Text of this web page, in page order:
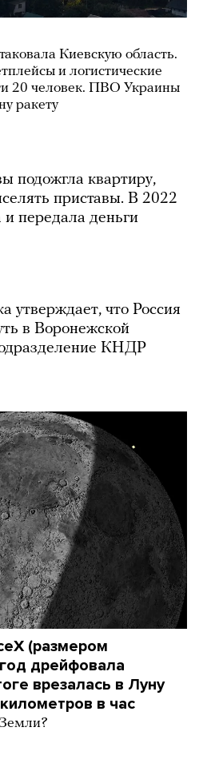
Киевскую область.
и логистические
20 человек. ПВО Украины
ракету
подожгла квартиру,
приставы. В 2022
и передала деньги
утверждает, что Россия
в Воронежской
КНДР
(размером
дрейфовала
врезалась в Луну
в час